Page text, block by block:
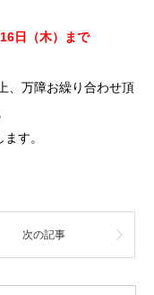
日（木）まで
、万障お繰り合わせ頂
す。
次の記事